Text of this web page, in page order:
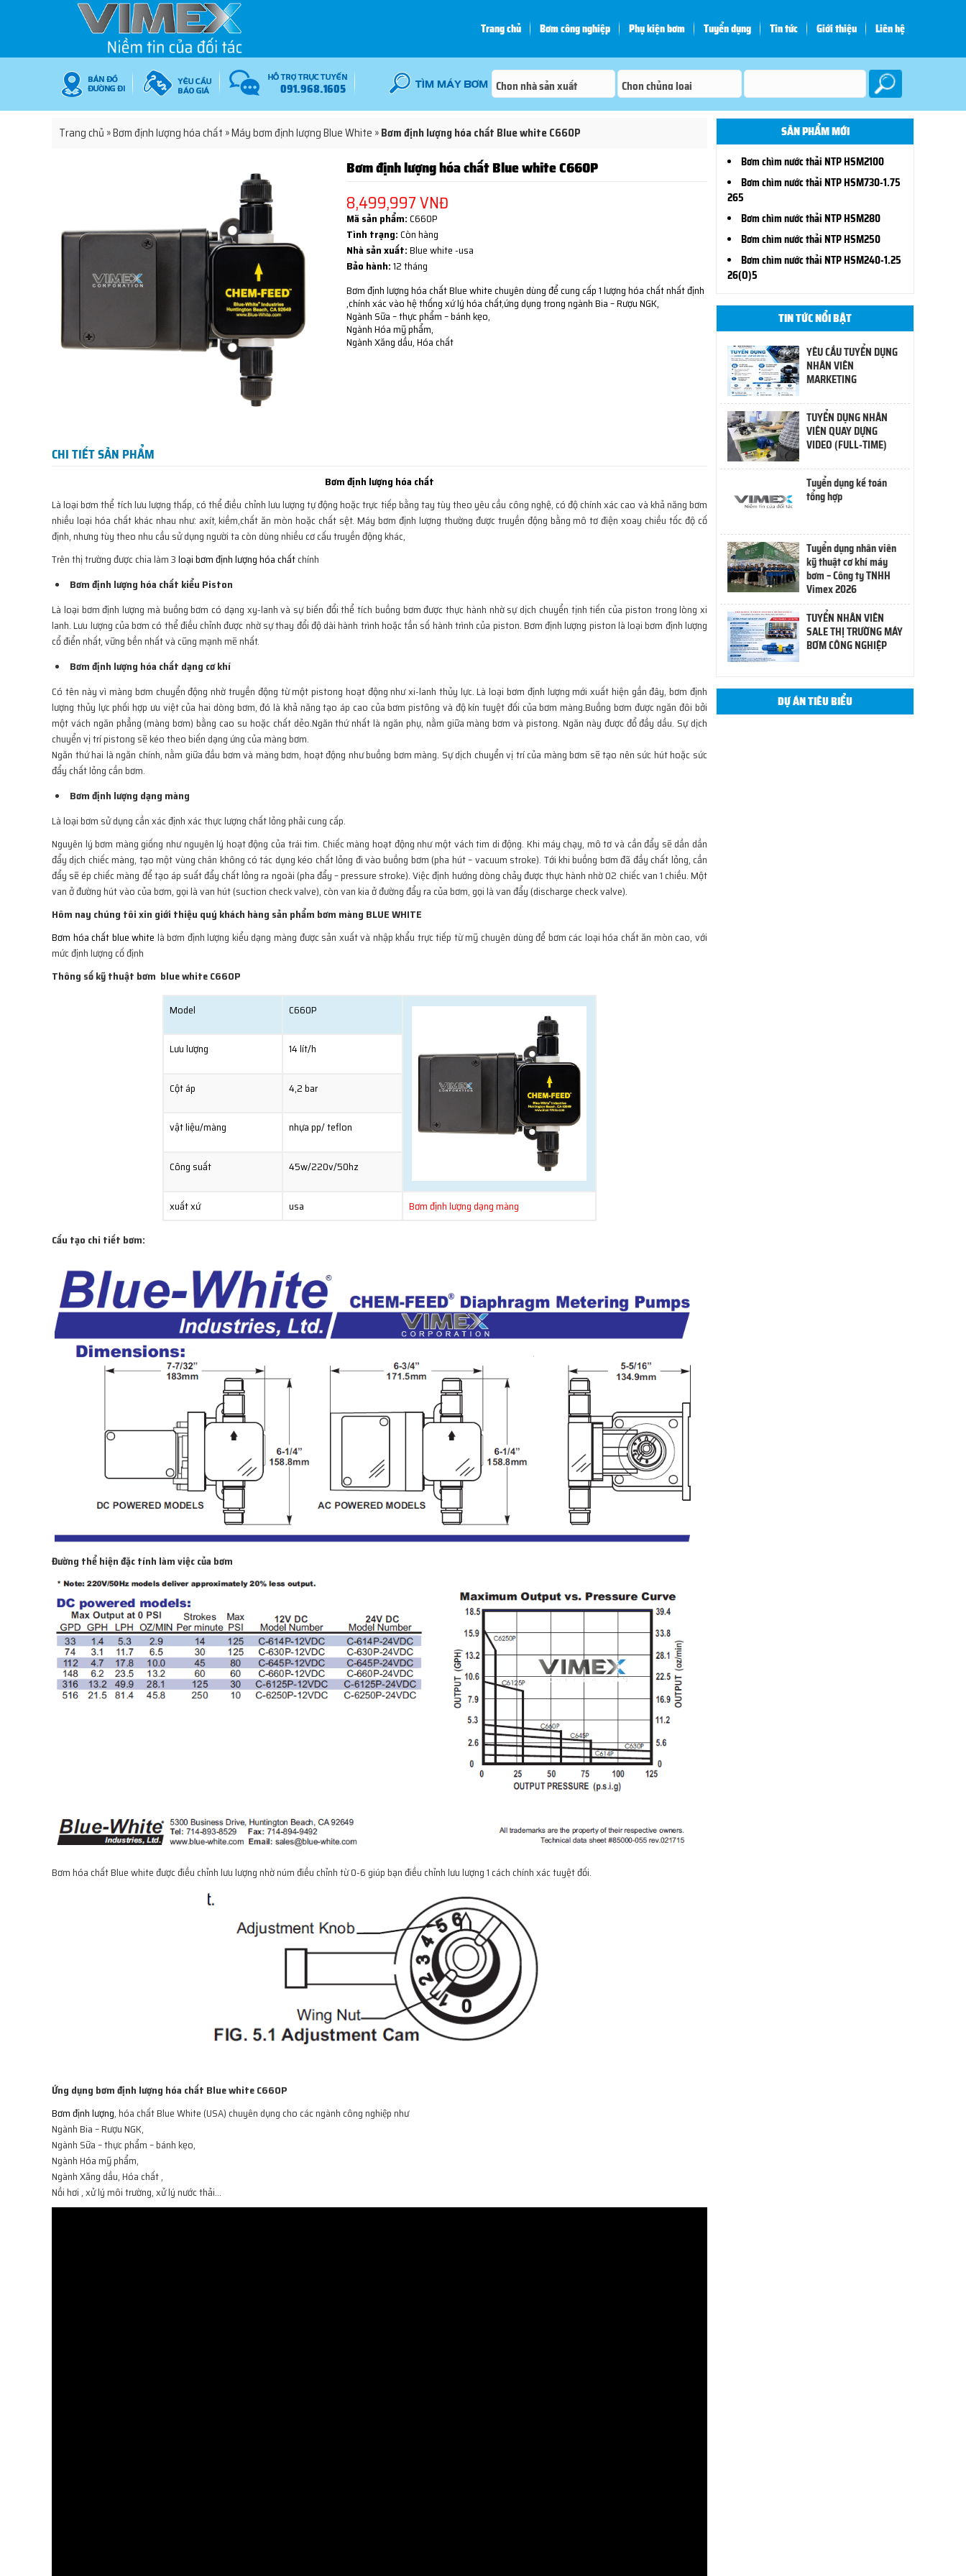
Trang chủ Bơm công nghiệp Phụ kiện bơm Tuyển dụng Tin tức Giới thiệu Liên hệ
091.968.1605
Trang chủ »Bơm định lượng hóa chất »Máy bơm định lượng Blue White »Bơm định lượng hóa chất Blue white C660P
Bơm định lượng hóa chất Blue white C660P
8,499,997 VNĐ
Mã sản phẩm:C660P
Tình trạng:Còn hàng
Nhà sản xuất:Blue white -usa
Bảo hành:12 tháng
Bơm định lượng hóa chất Blue white chuyên dùng để cung cấp 1 lượng hóa chất nhất định
,chính xác vào hệ thống xứ lý hóa chất,ứng dụng trong ngành Bia – Rượu NGK,
Ngành Sữa – thực phẩm – bánh kẹo,
Ngành Hóa mỹ phẩm,
Ngành Xăng dầu, Hóa chất
CHI TIẾT SẢN PHẨM
Bơm định lượng hóa chất
Là loại bơm thể tích lưu lượng thấp, có thể điều chỉnh lưu lượng tự động hoặc trực tiếp bằng tay tùy theo yêu cầu công nghệ, có độ chính xác cao và khả năng bơm
nhiều loại hóa chất khác nhau như: axít, kiềm,chất ăn mòn hoặc chất sệt. Máy bơm định lượng thường được truyền động bằng mô tơ điện xoay chiều tốc độ cố
định, nhưng tùy theo nhu cầu sử dụng người ta còn dùng nhiều cơ cấu truyền động khác,
Trên thị trường được chia làm 3loại bơm định lượng hóa chấtchính
Bơm định lượng hóa chất kiểu Piston
Là loại bơm định lượng mà buồng bơm có dạng xy-lanh và sự biến đổi thể tích buồng bơm được thực hành nhờ sự dịch chuyển tịnh tiến của piston trong lòng xi
lanh. Lưu lượng của bơm có thể điều chỉnh được nhờ sự thay đổi độ dài hành trình hoặc tần số hành trình của piston. Bơm định lượng piston là loại bơm định lượng
cổ điển nhất, vững bền nhất và cũng mạnh mẽ nhất.
Bơm định lượng hóa chất dạng cơ khí
Có tên này vì màng bơm chuyển động nhờ truyền động từ một pistong hoạt động như xi-lanh thủy lực. Là loại bơm định lượng mới xuất hiện gần đây, bơm định
lượng thủy lực phối hợp ưu việt của hai dòng bơm, đó là khả năng tạo áp cao của bơm pistông và độ kín tuyệt đối của bơm màng.Buồng bơm được ngăn đôi bởi
một vách ngăn phẳng (màng bơm) bằng cao su hoặc chất dẻo.Ngăn thứ nhất là ngăn phụ, nằm giữa màng bơm và pistong. Ngăn này được đổ đầy dầu. Sự dịch
chuyển vị trí pistong sẽ kéo theo biến dạng ứng của màng bơm.
Ngăn thứ hai là ngăn chính, nằm giữa đầu bơm và màng bơm, hoạt động như buồng bơm màng. Sự dịch chuyển vị trí của màng bơm sẽ tạo nên sức hút hoặc sức
đẩy chất lỏng cần bơm.
Bơm định lượng dạng màng
Là loại bơm sử dụng cần xác định xác thực lượng chất lỏng phải cung cấp.
Nguyên lý bơm màng giống như nguyên lý hoạt động của trái tim. Chiếc màng hoạt động như một vách tim di động. Khi máy chạy, mô tơ và cần đẩy sẽ dần dần
đẩy dịch chiếc màng, tạo một vùng chân không có tác dụng kéo chất lỏng đi vào buồng bơm (pha hút – vacuum stroke). Tới khi buồng bơm đã đầy chất lỏng, cần
đẩy sẽ ép chiếc màng để tạo áp suất đẩy chất lỏng ra ngoài (pha đẩy – pressure stroke). Việc định hướng dòng chảy được thực hành nhờ 02 chiếc van 1 chiều. Một
van ở đường hút vào của bơm, gọi là van hút (suction check valve), còn van kia ở đường đẩy ra của bơm, gọi là van đẩy (discharge check valve).
Hôm nay chúng tôi xin giới thiệu quý khách hàng sản phẩm bơm màng BLUE WHITE
Bơm hóa chất blue white là bơm định lượng kiểu dạng màng được sản xuất và nhập khẩu trực tiếp từ mỹ chuyên dùng để bơm các loại hóa chất ăn mòn cao, với
mức định lượng cố định
Thông số kỹ thuật bơm blue white C660P
Model C660P
Lưu lượng 14 lít/h
Cột áp 4,2 bar
vật liệu/màng nhựa pp/ teflon
Công suất 45w/220v/50hz
xuất xứ usa Bơm định lượng dạng màng
Cấu tạo chi tiết bơm:
Đường thể hiện đặc tính làm việc của bơm
Bơm hóa chất Blue white được điều chỉnh lưu lượng nhờ núm điều chỉnh từ 0-6 giúp bạn điều chỉnh lưu lượng 1 cách chính xác tuyệt đối.
Ứng dụng bơm định lượng hóa chất Blue white C660P
Bơm định lượng, hóa chất Blue White (USA) chuyên dụng cho các ngành công nghiệp như
Ngành Bia – Rượu NGK,
Ngành Sữa – thực phẩm – bánh kẹo,
Ngành Hóa mỹ phẩm,
Ngành Xăng dầu, Hóa chất ,
Nồi hơi , xử lý môi trường, xử lý nước thải…
SẢN PHẨM MỚI
Bơm chìm nước thải NTP HSM2100
Bơm chìm nước thải NTP HSM730-1.75
265
Bơm chìm nước thải NTP HSM280
Bơm chìm nước thải NTP HSM250
Bơm chìm nước thải NTP HSM240-1.25
26(O)5
TIN TỨC NỔI BẬT
YÊU CẦU TUYỂN DỤNG
NHÂN VIÊN
MARKETING
TUYỂN DỤNG NHÂN
VIÊN QUAY DỰNG
VIDEO (FULL-TIME)
Tuyển dụng kế toán
tổng hợp
Tuyển dụng nhân viên
kỹ thuật cơ khí máy
bơm – Công ty TNHH
Vimex 2026
TUYỂN NHÂN VIÊN
SALE THỊ TRƯỜNG MÁY
BƠM CÔNG NGHIỆP
DỰ ÁN TIÊU BIỂU